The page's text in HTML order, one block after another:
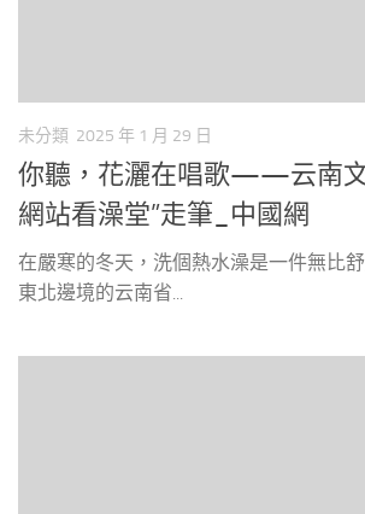
未分類 2025 年 1 月 29 日
你聽，花灑在唱歌——云南文
網站看澡堂”走筆_中國網
在嚴寒的冬天，洗個熱水澡是一件無比
東北邊境的云南省...